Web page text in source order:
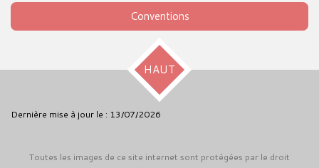
Conventions
HAUT
Dernière mise à jour le : 13/07/2026
Toutes les images de ce site internet sont protégées par le droit